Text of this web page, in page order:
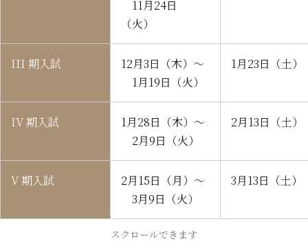
11月24日
（火）
III 期入試
12月3日（木）～
1月19日（火）
1月23日（土）
IV 期入試
1月28日（木）～
2月9日（火）
2月13日（土）
V 期入試
2月15日（月）～
3月9日（火）
3月13日（土）
スクロールできます